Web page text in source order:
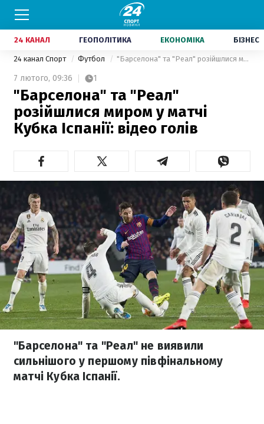
24 КАНАЛ ГЕОПОЛІТИКА ЕКОНОМІКА БІЗНЕС
24 канал Спорт Футбол "Барселона" та "Реал" розійшлися миром у матчі Кубка Іспанії: відео голів
7 лютого, 09:36 1
"Барселона" та "Реал"
розійшлися миром у матчі
Кубка Іспанії: відео голів
"Барселона" та "Реал" не виявили
сильнішого у першому півфінальному
матчі Кубка Іспанії.